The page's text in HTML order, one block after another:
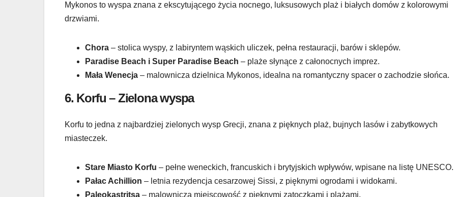
Mykonos to wyspa znana z ekscytującego życia nocnego, luksusowych plaż i białych domów z kolorowymi
drzwiami.
Chora – stolica wyspy, z labiryntem wąskich uliczek, pełna restauracji, barów i sklepów.
Paradise Beach i Super Paradise Beach – plaże słynące z całonocnych imprez.
Mała Wenecja – malownicza dzielnica Mykonos, idealna na romantyczny spacer o zachodzie słońca.
6. Korfu – Zielona wyspa
Korfu to jedna z najbardziej zielonych wysp Grecji, znana z pięknych plaż, bujnych lasów i zabytkowych
miasteczek.
Stare Miasto Korfu – pełne weneckich, francuskich i brytyjskich wpływów, wpisane na listę UNESCO.
Pałac Achillion – letnia rezydencja cesarzowej Sissi, z pięknymi ogrodami i widokami.
Paleokastritsa – malownicza miejscowość z pięknymi zatoczkami i plażami.